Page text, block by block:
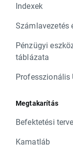
Indexek
Számlavezetés
Pénzügyi
táblázata
Professzionális
Megtakarítás
Befektetési
Kamatláb